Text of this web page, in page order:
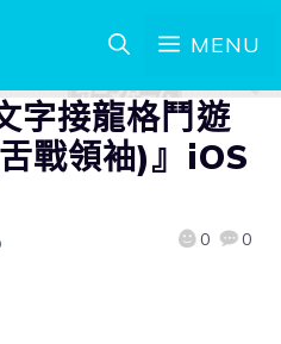
MENU
字接龍格鬥遊
戰領袖)』iOS
0 0